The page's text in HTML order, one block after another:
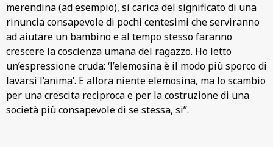
merendina (ad esempio), si carica del significato di una
rinuncia consapevole di pochi centesimi che serviranno
ad aiutare un bambino e al tempo stesso faranno
crescere la coscienza umana del ragazzo. Ho letto
un’espressione cruda: ‘l’elemosina è il modo più sporco di
lavarsi l’anima’. E allora niente elemosina, ma lo scambio
per una crescita reciproca e per la costruzione di una
società più consapevole di se stessa, si”.